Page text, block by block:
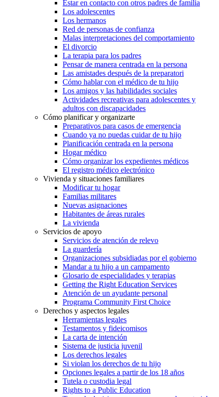
Estar en contacto con otros padres de familia
Los adolescentes
Los hermanos
Red de personas de confianza
Malas interpretaciones del comportamiento
El divorcio
La terapia para los padres
Pensar de manera centrada en la persona
Las amistades después de la preparatori
Cómo hablar con el médico de tu hijo
Los amigos y las habilidades sociales
Actividades recreativas para adolescentes y
adultos con discapacidades
Cómo planificar y organizarte
Preparativos para casos de emergencia
Cuando ya no puedas cuidar de tu hijo
Planificación centrada en la persona
Hogar médico
Cómo organizar los expedientes médicos
El registro médico electrónico
Vivienda y situaciones familiares
Modificar tu hogar
Familias militares
Nuevas asignaciones
Habitantes de áreas rurales
La vivienda
Servicios de apoyo
Servicios de atención de relevo
La guardería
Organizaciones subsidiadas por el gobierno
Mandar a tu hijo a un campamento
Glosario de especialidades y terapias
Getting the Right Education Services
Atención de un ayudante personal
Programa Community First Choice
Derechos y aspectos legales
Herramientas legales
Testamentos y fideicomisos
La carta de intención
Sistema de justicia juvenil
Los derechos legales
Si violan los derechos de tu hijo
Opciones legales a partir de los 18 años
Tutela o custodia legal
Rights to a Public Education